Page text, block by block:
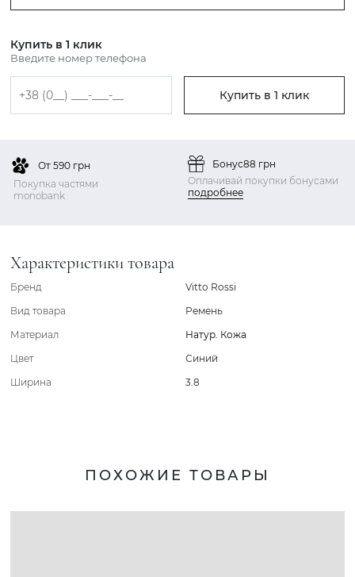
Купить в 1 клик
Введите номер телефона
Купить в 1 клик
От 590 грн
Покупка частями
monobank
Бонус88 грн
Оплачивай покупки бонусами
подробнее
Характеристики товара
Бренд
Vitto Rossi
Вид товара
Ремень
Материал
Натур. Кожа
Цвет
Синий
Ширина
3.8
ПОХОЖИЕ ТОВАРЫ